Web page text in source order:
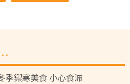
季禦寒美食 小心食滯